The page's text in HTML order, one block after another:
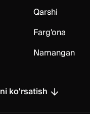
Qarshi
Farg'ona
Namangan
ko'rsatish